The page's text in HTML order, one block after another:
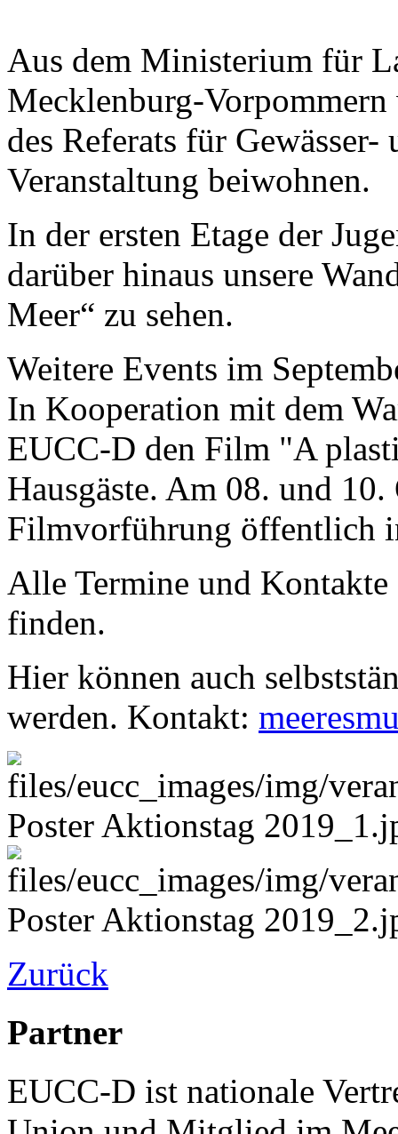
Aus dem Ministerium für
Mecklenburg-
des Referats für
Veranstaltung beiwohnen.
In der ersten Etage der
darüber hinaus unsere
Meer“ zu sehen.
Weitere Events im
In Kooperation mit dem
EUCC-D den Film "A
Hausgäste. Am 08. und
Filmvorführung öffentlich
Alle Termine und
finden.
Hier können auch
werden. Kontakt:
Zurück
Partner
EUCC-D ist nationale